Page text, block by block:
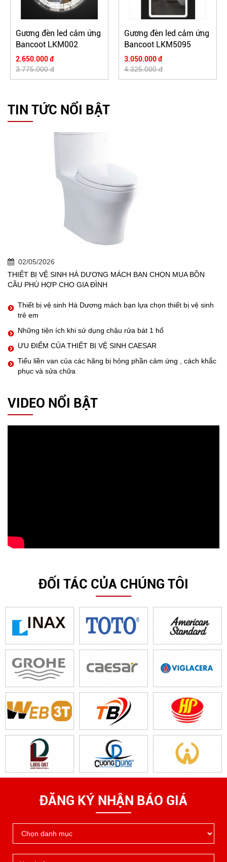
Gương đèn led cảm ứng
Bancoot LKM002
2.650.000 đ
3.775.000 đ
Gương đèn led cảm ứng
Bancoot LKM5095
3.050.000 đ
4.325.000 đ
TIN TỨC NỔI BẬT
02/05/2026
THIẾT BỊ VỆ SINH HÀ DƯƠNG MÁCH BẠN CHỌN MUA BỒN
CẦU PHÙ HỢP CHO GIA ĐÌNH
Thiết bị vệ sinh Hà Dương mách bạn lựa chọn thiết bị vệ sinh
trẻ em
Những tiện ích khi sử dụng chậu rửa bát 1 hố
ƯU ĐIỂM CỦA THIẾT BỊ VỆ SINH CAESAR
Tiểu liền van của các hãng bị hỏng phần cảm ứng , cách khắc
phục và sửa chữa
VIDEO NỔI BẬT
ĐỐI TÁC CỦA CHÚNG TÔI
ĐĂNG KÝ NHẬN BÁO GIÁ